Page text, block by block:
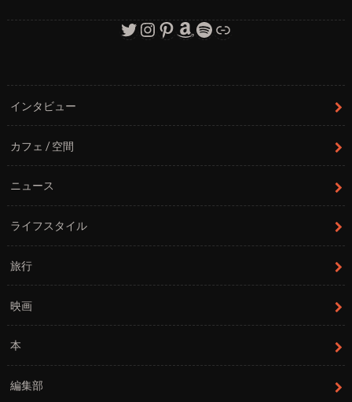
Twitter
Instagram
Pinterest
Amazon
Spotify
リンク
インタビュー
カフェ / 空間
ニュース
ライフスタイル
旅行
映画
本
編集部